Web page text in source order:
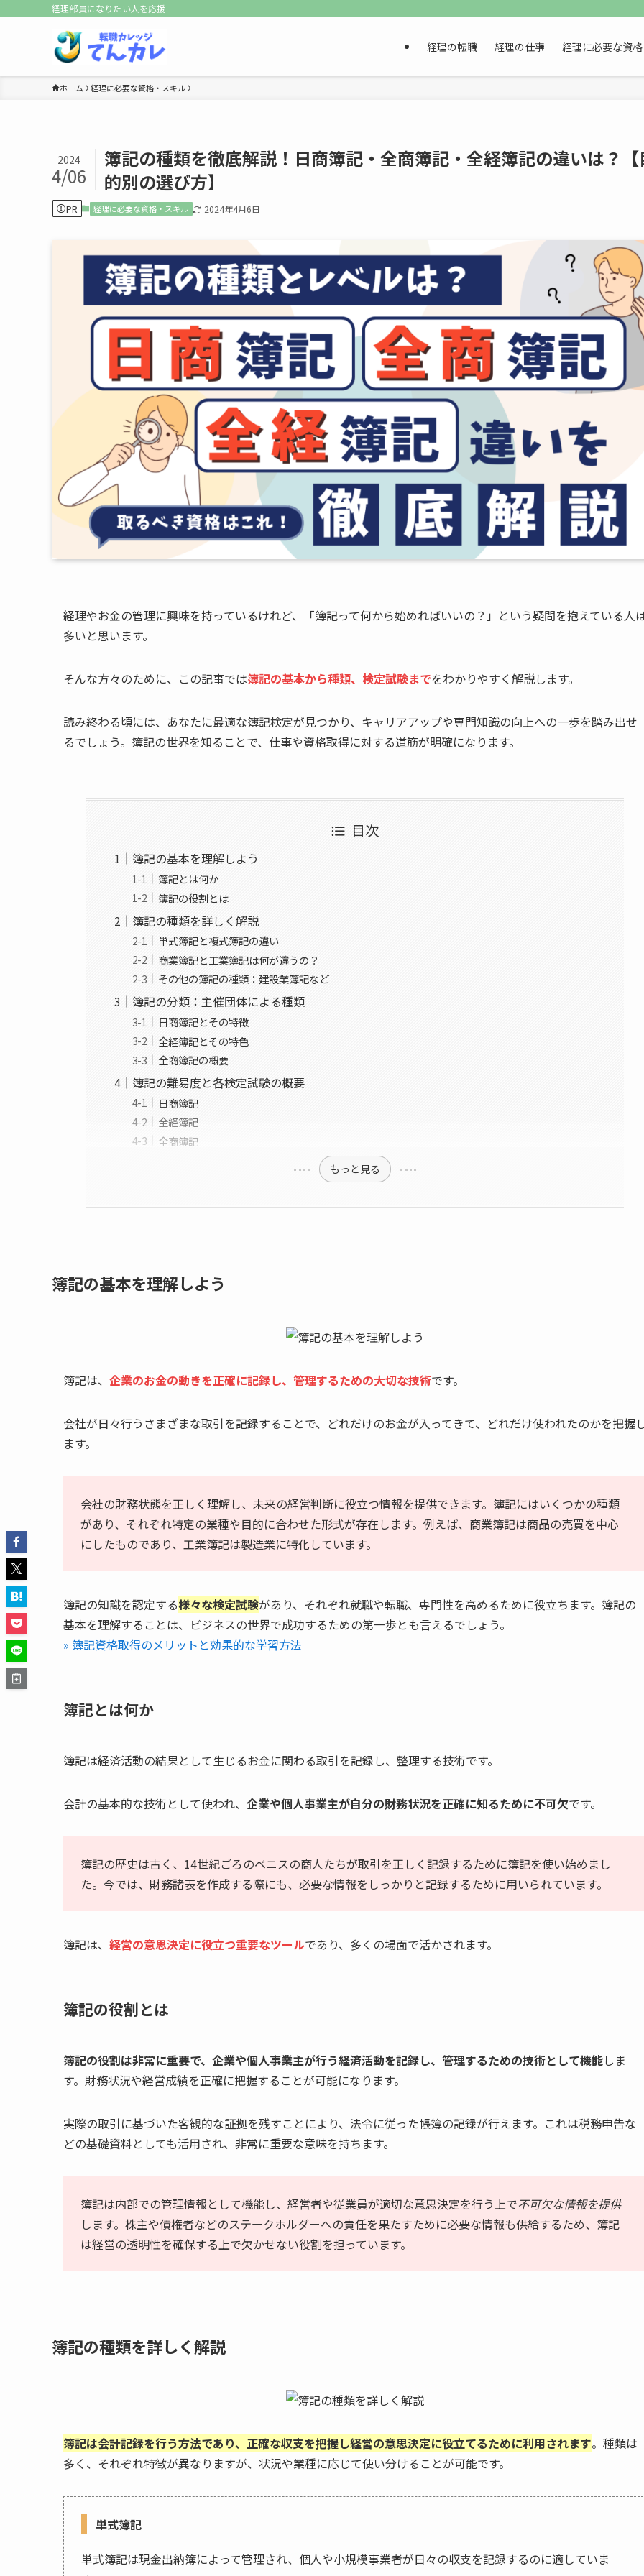
経理部員になりたい人を応援
経理の転職 経理の仕事 経理に必要な資
ホーム 経理に必要な資格・スキル
簿記の種類を徹底解説！日商簿記・全商簿記・全経簿記の違いは？【
的別の選び方】
2024
4/06
PR 経理に必要な資格・スキル 2024年4月6日
経理やお金の管理に興味を持っているけれど、「簿記って何から始めればいいの？」という疑問を抱えている人
多いと思います。
そんな方々のために、この記事では簿記の基本から種類、検定試験までをわかりやすく解説します。
読み終わる頃には、あなたに最適な簿記検定が見つかり、キャリアアップや専門知識の向上への一歩を踏み出せ
るでしょう。簿記の世界を知ることで、仕事や資格取得に対する道筋が明確になります。
目次
簿記の基本を理解しよう
簿記とは何か
簿記の役割とは
簿記の種類を詳しく解説
単式簿記と複式簿記の違い
商業簿記と工業簿記は何が違うの？
その他の簿記の種類：建設業簿記など
簿記の分類：主催団体による種類
日商簿記とその特徴
全経簿記とその特色
全商簿記の概要
簿記の難易度と各検定試験の概要
日商簿記
全経簿記
全商簿記
もっと見る
簿記の基本を理解しよう
簿記は、 企業のお金の動きを正確に記録し、管理するための大切な技術です。
会社が日々行うさまざまな取引を記録することで、どれだけのお金が入ってきて、どれだけ使われたのかを把握
ます。
会社の財務状態を正しく理解し、未来の経営判断に役立つ情報を提供できます。簿記にはいくつかの種類
があり、それぞれ特定の業種や目的に合わせた形式が存在します。例えば、商業簿記は商品の売買を中心
にしたものであり、工業簿記は製造業に特化しています。
簿記の知識を認定する様々な検定試験があり、それぞれ就職や転職、専門性を高めるために役立ちます。簿記の
基本を理解することは、ビジネスの世界で成功するための第一歩とも言えるでしょう。
» 簿記資格取得のメリットと効果的な学習方法
簿記とは何か
簿記は経済活動の結果として生じるお金に関わる取引を記録し、整理する技術です。
会計の基本的な技術として使われ、 企業や個人事業主が自分の財務状況を正確に知るために不可欠です。
簿記の歴史は古く、14世紀ごろのベニスの商人たちが取引を正しく記録するために簿記を使い始めまし
た。今では、財務諸表を作成する際にも、必要な情報をしっかりと記録するために用いられています。
簿記は、 経営の意思決定に役立つ重要なツールであり、多くの場面で活かされます。
簿記の役割とは
簿記の役割は非常に重要で、企業や個人事業主が行う経済活動を記録し、管理するための技術として機能しま
す。財務状況や経営成績を正確に把握することが可能になります。
実際の取引に基づいた客観的な証拠を残すことにより、法令に従った帳簿の記録が行えます。これは税務申告な
どの基礎資料としても活用され、非常に重要な意味を持ちます。
簿記は内部での管理情報として機能し、経営者や従業員が適切な意思決定を行う上で不可欠な情報を提供
します。株主や債権者などのステークホルダーへの責任を果たすために必要な情報も供給するため、簿記
は経営の透明性を確保する上で欠かせない役割を担っています。
簿記の種類を詳しく解説
簿記は会計記録を行う方法であり、正確な収支を把握し経営の意思決定に役立てるために利用されます。種類は
多く、それぞれ特徴が異なりますが、状況や業種に応じて使い分けることが可能です。
単式簿記
単式簿記は現金出納簿によって管理され、個人や小規模事業者が日々の収支を記録するのに適していま